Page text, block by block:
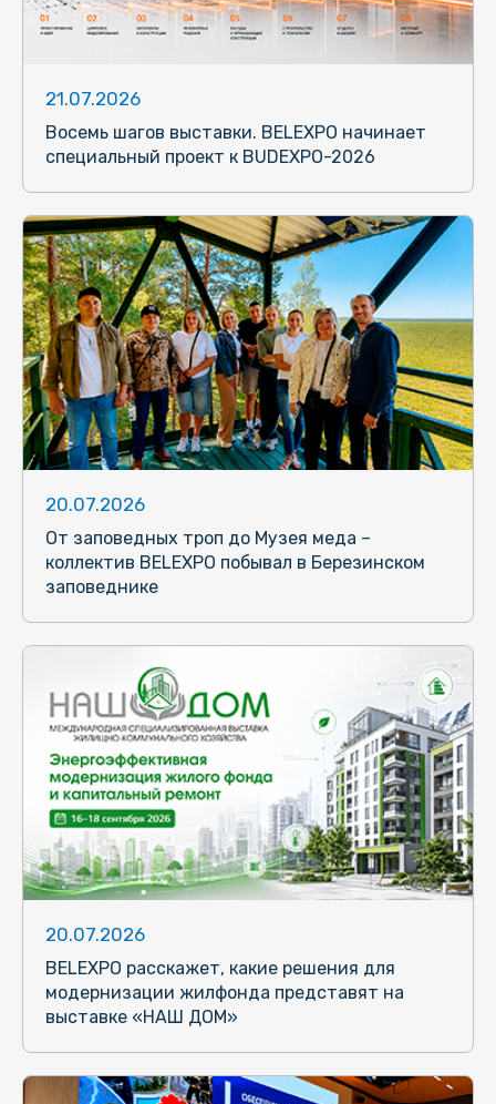
21.07.2026
Восемь шагов выставки. BELEXPO начинает
специальный проект к BUDEXPO-2026
20.07.2026
От заповедных троп до Музея меда –
коллектив BELEXPO побывал в Березинском
заповеднике
20.07.2026
BELEXPO расскажет, какие решения для
модернизации жилфонда представят на
выставке «НАШ ДОМ»